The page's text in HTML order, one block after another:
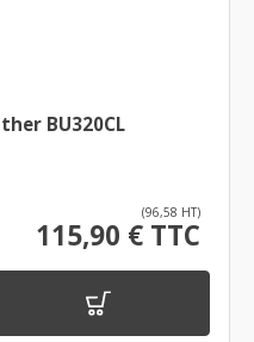
BU320CL
(96,58 HT)
115,90 € TTC